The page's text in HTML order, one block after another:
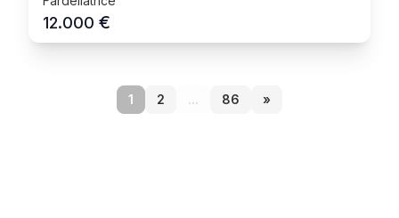
12.000 €
1 2 ... 86 »